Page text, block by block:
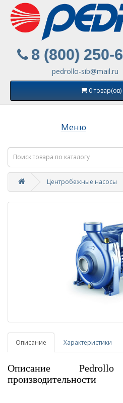
8 (800) 250-
pedrollo-sib@mail.ru
0
Меню
Центробежные насосы
Описание Характеристики
Описание
производительности